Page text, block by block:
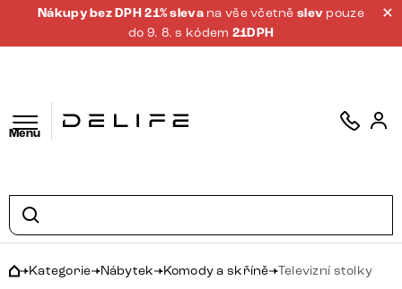
Nákupy bez DPH 21% sleva na vše včetněslev pouze
do 9. 8. s kódem 21DPH
Menu
Kategorie Nábytek Komody a skříně Televizní stolky